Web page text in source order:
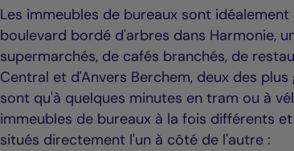
Les immeubles de bureaux sont
boulevard bordé d'arbres dans Harmonie,
supermarchés, de cafés branchés, de
Central et d'Anvers Berchem, deux des
sont qu'à quelques minutes en tram ou à
immeubles de bureaux à la fois différents
situés directement l'un à côté de l'autre :